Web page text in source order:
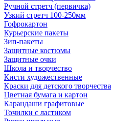
Ручной стретч (первичка)
Узкий стретч 100-250мм
Гофрокартон
Курьерские пакеты
Зип-пакеты
Защитные костюмы
Защитные очки
Школа и творчество
Кисти художественные
Краски для детского творчества
Цветная бумага и картон
Карандаши графитовые
Точилки с ластиком